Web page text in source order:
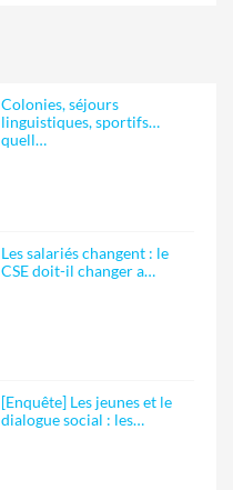
Colonies, séjours
linguistiques, sportifs…
quell…
Les salariés changent : le
CSE doit-il changer a…
[Enquête] Les jeunes et le
dialogue social : les…